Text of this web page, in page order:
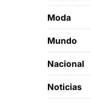
Moda
Mundo
Nacional
Noticias